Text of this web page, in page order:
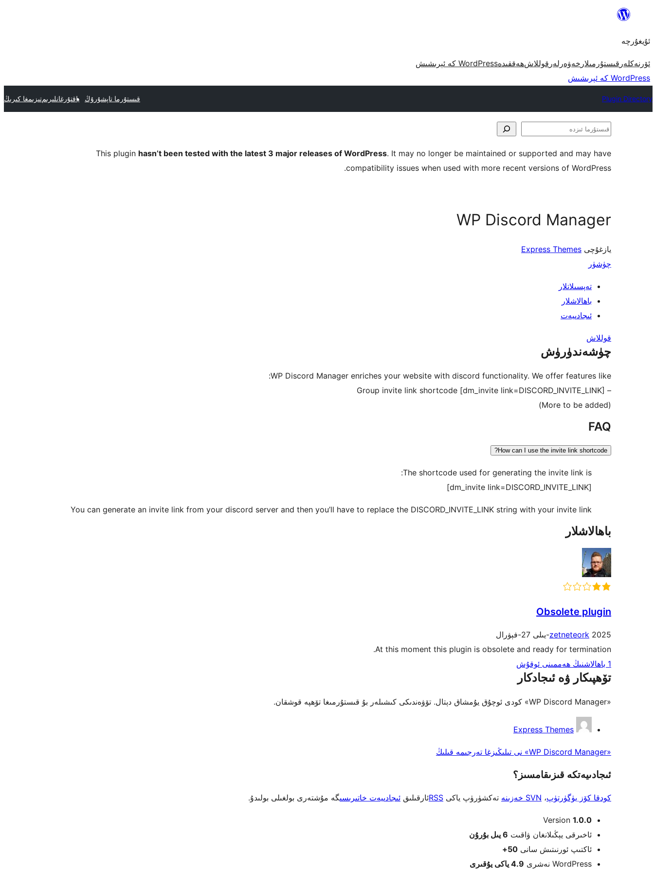
مەزمۇنغا
ئۇيغۇرچە
ئۆرنەكلەر قىستۇرمىلار خەۋەرلەر قوللاشھەققىدەWordPress كە ئېرىشىش
WordPress كە ئېرىشىش
Plugin Directory قىستۇرما تاپشۇرۇڭ ياقتۇرغانلىرىمتىزىمغا كىرىڭ
قىستۇرما
This plugin hasn’t been tested with the latest 3 major releases of WordPress. It may no longer be maintained or supported and may have
compatibility issues when used with more recent versions of WordPress.
WP Discord Manager
يازغۇچى Express Themes
چۈشۈر
تەپسىلاتلار
باھالاشلار
ئىجادىيەت
قوللاش
چۈشەندۈرۈش
WP Discord Manager enriches your website with discord functionality. We offer features like:
– Group invite link shortcode [dm_invite link=DISCORD_INVITE_LINK]
(More to be added)
FAQ
How can I use the invite link shortcode?
The shortcode used for generating the invite link is:
[dm_invite link=DISCORD_INVITE_LINK]
You can generate an invite link from your discord server and then you’ll have to replace the DISCORD_INVITE_LINK string with your invite link
باھالاشلار
Obsolete plugin
zetneteork 2025-يىلى 27-فېۋرال
At this moment this plugin is obsolete and ready for termination.
1 باھالاشنىڭ ھەممىنى ئوقۇش
تۆھپىكار ۋە ئىجادكار
«WP Discord Manager» كودى ئوچۇق يۇمشاق دېتال. تۆۋەندىكى كىشىلەر بۇ قىستۇرمىغا تۆھپە قوشقان.
تۆھپىكار
Express Themes
«WP Discord Manager» نى تىلىڭىزغا تەرجىمە قىلىڭ
ئىجادىيەتكە قىزىقامسىز؟
كودقا كۆز يۈگۈرتۈپ، SVN خەزىنە تەكشۈرۈپ ياكى RSSئارقىلىق ئىجادىيەت خاتىرىسىگە مۇشتەرى بولغىلى بولىدۇ.
Meta
Version 1.0.0
ئاخىرقى يېڭىلانغان ۋاقىت 6 يىل
بۇرۇن
ئاكتىپ ئورنىتىش سانى 50+
WordPress نەشرى
4.9 ياكى يۇقىرى